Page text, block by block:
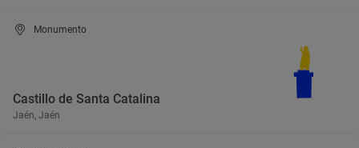
Monumento
Castillo de Santa Catalina
Jaén, Jaén